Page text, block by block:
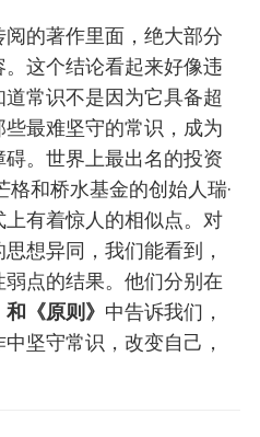
的著作里面，绝大部分
这个结论看起来好像违
常识不是因为它具备超
最难坚守的常识，成为
。世界上最出名的投资
格和桥水基金的创始人瑞·
有着惊人的相似点。对
想异同，我们能看到，
点的结果。他们分别在
《原则》 中告诉我们，
坚守常识，改变自己，